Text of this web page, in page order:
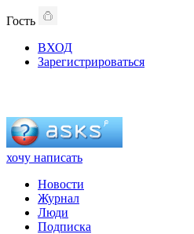
Гость
ВХОД
Зарегистрироваться
хочу написать
Новости
Журнал
Люди
Подписка